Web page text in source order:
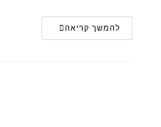
להמשך קריאה